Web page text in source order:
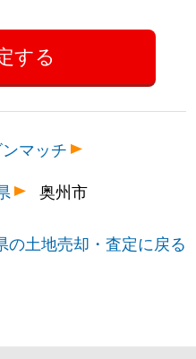
マッチ
奥州市
の土地売却・査定に戻る